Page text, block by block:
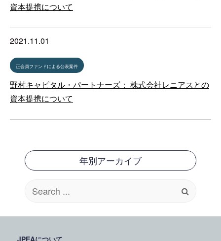
資本提携について
2021.11.01
正会員ファンドによる公表案件
野村キャピタル・パートナーズ： 株式会社レニアスとの
資本提携について
年別アーカイブ
for: